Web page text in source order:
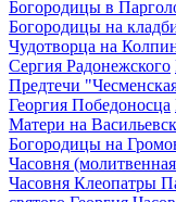
Богородицы в
Богородицы на
Чудотворца на
Сергия Радонежского
Предтечи
Георгия Победоносца
Матери на
Богородицы на
Часовня
Часовня Клеопатры